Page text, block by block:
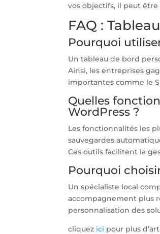
vos objectifs, il peut
FAQ :
Pourquoi
Un tableau de bord
Ainsi, les entreprises
importantes comme le
Quelles
WordPress ?
Les fonctionnalités les
sauvegardes
Ces outils facilitent la
Pourquoi
Un spécialiste local
accompagnement plus
personnalisation des
cliquez ici pour plus